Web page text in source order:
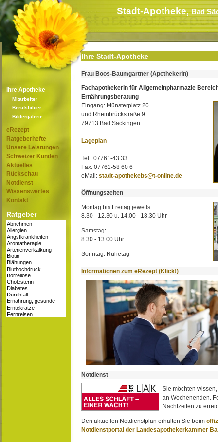
Stadt-Apotheke,Bad
Ihre Apotheke
Mitarbeiter
Berufsbilder
Bildergalerie
eRezept
Ratgeberhefte
Unsere Leistungen
Schweizer Kunden
Aktuelles
Rückschau
Notdienst
Wissenswertes
Kontakt
Ratgeber
Ihre Stadt-Apotheke
Frau Boos-Baumgartner (Apothekerin)
Fachapothekerin für Allgemeinpharmazie
Ernährungsberatung
Eingang: Münsterplatz 26
und Rheinbrückstraße 9
79713 Bad Säckingen
Lageplan
Tel.: 07761-43 33
Fax: 07761-58 60 6
eMail: stadt-apothekebs@t-online.de
Öffnungszeiten
Montag bis Freitag jeweils:
8.30 - 12.30 u. 14.00 - 18.30 Uhr
Samstag:
8.30 - 13.00 Uhr
Sonntag: Ruhetag
Informationen zum eRezept (Klick!)
Notdienst
Sie möchten
an Wochenenden,
Nachtzeiten zu
Den aktuellen Notdienstplan erhalten Sie beim
Notdienstportal der Landesapothekerkammer